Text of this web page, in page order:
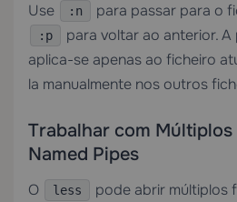
Use :n para passar para o
:p para voltar ao anterior. A
aplica-se apenas ao ficheiro
la manualmente nos outros
Trabalhar com
Named Pipes
O less
pode abrir múltiplos